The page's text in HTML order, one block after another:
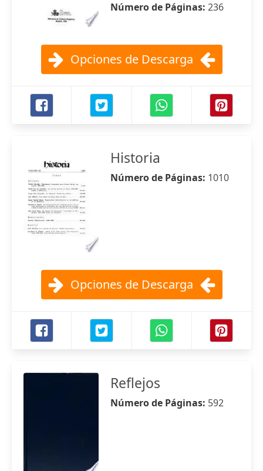
Número de Páginas: 236
Opciones de Descarga
Historia
Número de Páginas: 1010
Opciones de Descarga
Reflejos
Número de Páginas: 592